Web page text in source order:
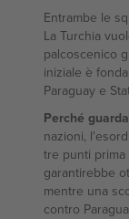
Entrambe le
La Turchia
palcoscenico
iniziale è
Paraguay e
Perché
nazioni,
tre punti
garantirebbe
mentre una
contro